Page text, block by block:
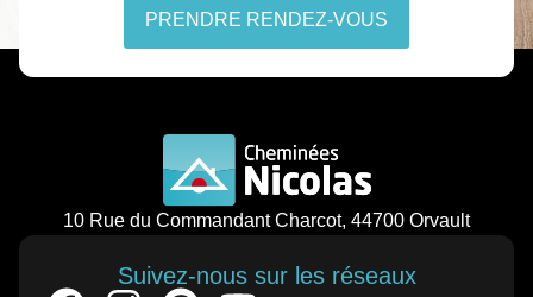
PRENDRE RENDEZ-VOUS
10 Rue du Commandant Charcot, 44700 Orvault
Suivez-nous sur les réseaux